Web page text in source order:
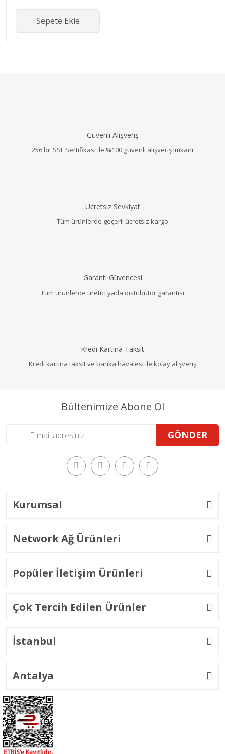
Sepete Ekle
Güvenli Alışveriş
256 bit SSL Sertifikası ile %100 güvenli alışveriş imkanı
Ücretsiz Sevkiyat
Tüm ürünlerde geçerli ücretsiz kargo
Garanti Güvencesi
Tüm ürünlerde üretici yada distribütör garantisi
Kredi Kartına Taksit
Kredi kartına taksit ve banka havalesi ile kolay alışveriş
Bültenimize Abone Ol
GÖNDER
Kurumsal
Network Ağ Ürünleri
Popüler İletişim Ürünleri
Çok Tercih Edilen Ürünler
İstanbul
Antalya